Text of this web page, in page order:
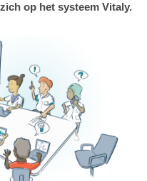
op het systeem Vitaly.